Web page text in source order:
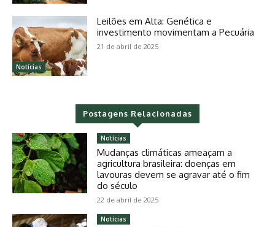
Notícias
Leilões em Alta: Genética e
investimento movimentam a Pecuária
21 de abril de 2025
Postagens Relacionadas
Notícias
Mudanças climáticas ameaçam a
agricultura brasileira: doenças em
lavouras devem se agravar até o fim
do século
22 de abril de 2025
Notícias